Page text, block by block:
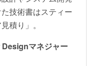
技術書はスティー
積り」。
マネジャー